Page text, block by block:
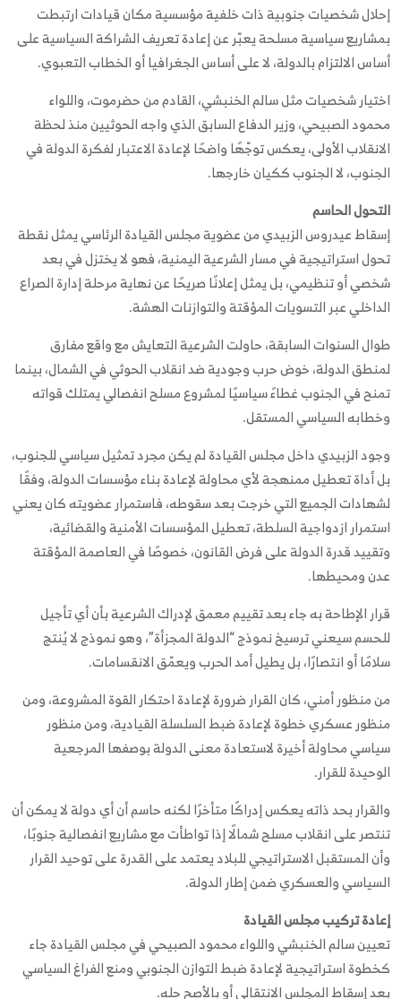
إحلال شخصيات جنوبية ذات خلفية مؤسسية مكان قيادات ارتبطت
بمشاريع سياسية مسلحة يعبّر عن إعادة تعريف الشراكة السياسية على
أساس الالتزام بالدولة، لا على أساس الجغرافيا أو الخطاب التعبوي.
اختيار شخصيات مثل سالم الخنبشي، القادم من حضرموت، واللواء
محمود الصبيحي، وزير الدفاع السابق الذي واجه الحوثيين منذ لحظة
الانقلاب الأولى، يعكس توجّهًا واضحًا لإعادة الاعتبار لفكرة الدولة في
الجنوب، لا الجنوب ككيان خارجها.
التحول الحاسم
إسقاط عيدروس الزبيدي من عضوية مجلس القيادة الرئاسي يمثل نقطة
تحول استراتيجية في مسار الشرعية اليمنية، فهو لا يختزل في بعد
شخصي أو تنظيمي، بل يمثل إعلانًا صريحًا عن نهاية مرحلة إدارة الصراع
الداخلي عبر التسويات المؤقتة والتوازنات الهشة.
طوال السنوات السابقة، حاولت الشرعية التعايش مع واقع مفارق
لمنطق الدولة، خوض حرب وجودية ضد انقلاب الحوثي في الشمال، بينما
تمنح في الجنوب غطاءً سياسيًا لمشروع مسلح انفصالي يمتلك قواته
وخطابه السياسي المستقل.
وجود الزبيدي داخل مجلس القيادة لم يكن مجرد تمثيل سياسي للجنوب،
بل أداة تعطيل ممنهجة لأي محاولة لإعادة بناء مؤسسات الدولة، وفقًا
لشهادات الجميع التي خرجت بعد سقوطه، فاستمرار عضويته كان يعني
استمرار ازدواجية السلطة، تعطيل المؤسسات الأمنية والقضائية،
وتقييد قدرة الدولة على فرض القانون، خصوصًا في العاصمة المؤقتة
عدن ومحيطها.
قرار الإطاحة به جاء بعد تقييم معمق لإدراك الشرعية بأن أي تأجيل
للحسم سيعني ترسيخ نموذج “الدولة المجزأة”، وهو نموذج لا يُنتج
سلامًا أو انتصارًا، بل يطيل أمد الحرب ويعمّق الانقسامات.
من منظور أمني، كان القرار ضرورة لإعادة احتكار القوة المشروعة، ومن
منظور عسكري خطوة لإعادة ضبط السلسلة القيادية، ومن منظور
سياسي محاولة أخيرة لاستعادة معنى الدولة بوصفها المرجعية
الوحيدة للقرار.
والقرار بحد ذاته يعكس إدراكًا متأخرًا لكنه حاسم أن أي دولة لا يمكن أن
تنتصر على انقلاب مسلح شمالًا إذا تواطأت مع مشاريع انفصالية جنوبًا،
وأن المستقبل الاستراتيجي للبلاد يعتمد على القدرة على توحيد القرار
السياسي والعسكري ضمن إطار الدولة.
إعادة تركيب مجلس القيادة
تعيين سالم الخنبشي واللواء محمود الصبيحي في مجلس القيادة جاء
كخطوة استراتيجية لإعادة ضبط التوازن الجنوبي ومنع الفراغ السياسي
بعد إسقاط المجلس الانتقالي أو بالأصح حله.